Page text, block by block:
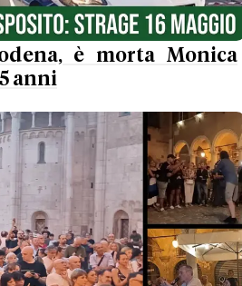
è morta Monica
anni